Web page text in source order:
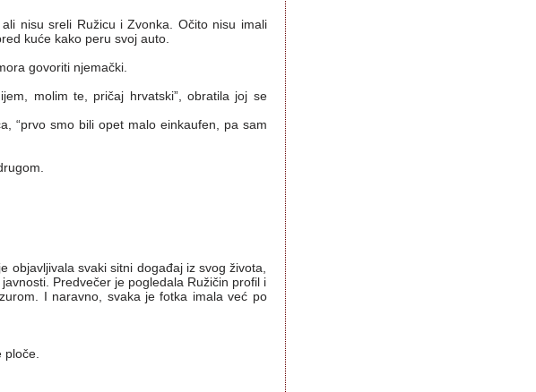
nisu sreli Ružicu i Zvonka. Očito nisu imali
kuće kako peru svoj auto.
govoriti njemački.
molim te, pričaj hrvatski”, obratila joj se
“prvo smo bili opet malo einkaufen, pa sam
objavljivala svaki sitni događaj iz svog života,
Predvečer je pogledala Ružičin profil i
I naravno, svaka je fotka imala već po